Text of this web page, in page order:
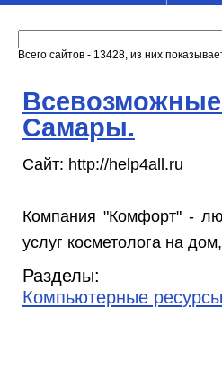
Всего сайтов - 13428, из них
Самары.
Сайт: http://help4all.ru
Компания "Комфорт" -
услуг косметолога на
Разделы:
Компьютерные ресурсы